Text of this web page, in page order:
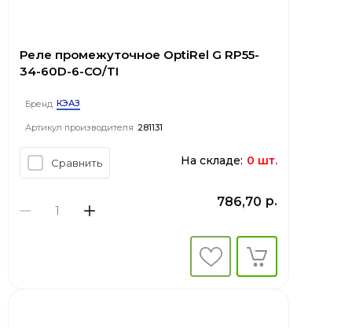
Реле промежуточное OptiRel G RP55-
34-60D-6-CO/TI
Бренд КЭАЗ
Артикул производителя 281131
Сравнить На складе: 0 шт.
786,70 р.